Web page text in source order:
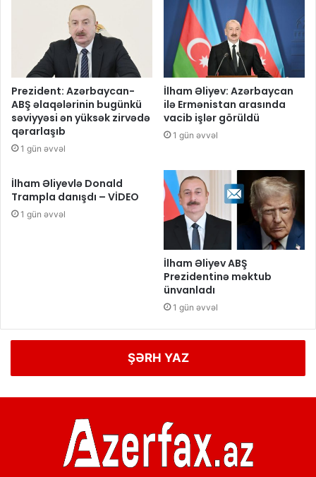
Prezident: Azərbaycan-
ABŞ əlaqələrinin bugünkü
səviyyəsi ən yüksək zirvədə
qərarlaşıb
1 gün əvvəl
İlham Əliyev: Azərbaycan
ilə Ermənistan arasında
vacib işlər görüldü
1 gün əvvəl
İlham Əliyevlə Donald
Trampla danışdı – VİDEO
1 gün əvvəl
İlham Əliyev ABŞ
Prezidentinə məktub
ünvanladı
1 gün əvvəl
ŞƏRH YAZ